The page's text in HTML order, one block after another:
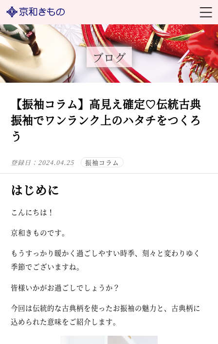
ブログ
【振袖コラム】高見え確定♡伝統古典
振袖でワンランク上のハタチをつくろ
う
登録日：2024.04.25 振袖コラム
はじめに
こんにちは！
京和きものです。
もうすっかり暖かく過ごしやすい時季、刻々と変わりゆく
季節でございますね。
皆様いかがお過ごしでしょうか？
今回は伝統的な古典柄を使ったお振袖の魅力と、古典柄に
込められた意味をご紹介します。